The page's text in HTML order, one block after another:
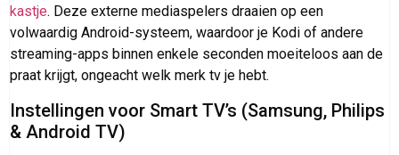
kastje. Deze externe mediaspelers draaien op een
volwaardig Android-systeem, waardoor je Kodi of andere
streaming-apps binnen enkele seconden moeiteloos aan de
praat krijgt, ongeacht welk merk tv je hebt.
Instellingen voor Smart TV’s (Samsung, Philips
& Android TV)